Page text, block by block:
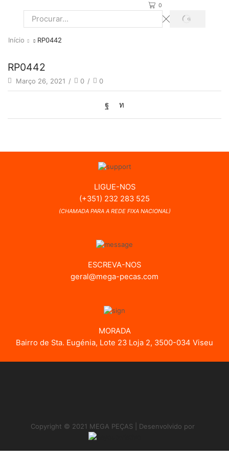
0
Search
PROCURAR
Início RP0442
RP0442
Março 26, 2021 / 0 / 0
LIGUE-NOS
(+351) 232 283 525
(CHAMADA PARA A REDE FIXA NACIONAL)
ESCREVA-NOS
geral@mega-pecas.com
MORADA
Bairro de Sta. Eugénia, Lote 23 Loja 2, 3500-034 Viseu
Copyright © 2021 MEGA PEÇAS | Desenvolvido por